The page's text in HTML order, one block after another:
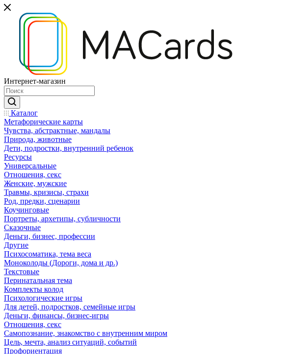
Интернет-магазин
Каталог
Mетафорические карты
Чувства, абстрактные, мандалы
Природа, животные
Дети, подростки, внутренний ребенок
Ресурсы
Универсальные
Отношения, секс
Женские, мужские
Травмы, кризисы, страхи
Род, предки, сценарии
Коучинговые
Портреты, архетипы, субличности
Сказочные
Деньги, бизнес, профессии
Другие
Психосоматика, тема веса
Моноколоды (Дороги, дома и др.)
Текстовые
Перинатальная тема
Комплекты колод
Психологические игры
Для детей, подростков, семейные игры
Деньги, финансы, бизнес-игры
Отношения, секс
Самопознание, знакомство с внутренним миром
Цель, мечта, анализ ситуаций, событий
Профориентация